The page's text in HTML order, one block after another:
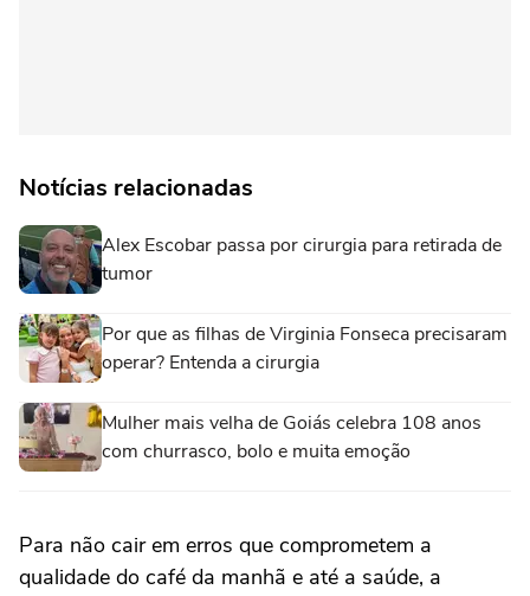
Notícias relacionadas
Alex Escobar passa por cirurgia para retirada de
tumor
Por que as filhas de Virginia Fonseca precisaram
operar? Entenda a cirurgia
Mulher mais velha de Goiás celebra 108 anos
com churrasco, bolo e muita emoção
Para não cair em erros que comprometem a
qualidade do café da manhã e até a saúde, a